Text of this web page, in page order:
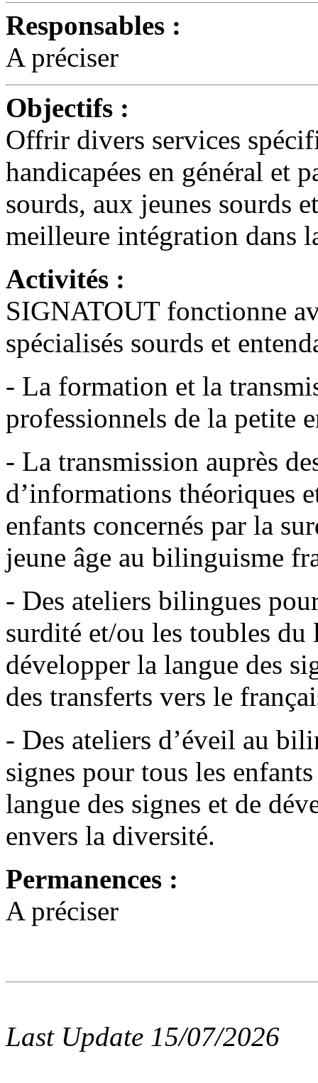
Responsables :
A préciser
Objectifs :
Offrir divers services
handicapées en général et
sourds, aux jeunes sourds
meilleure intégration dans
Activités :
SIGNATOUT fonctionne
spécialisés sourds et
- La formation et la
professionnels de la petite
- La transmission auprès
d’informations théoriques
enfants concernés par la
jeune âge au bilinguisme
- Des ateliers bilingues
surdité et/ou les toubles du
développer la langue des
des transferts vers le
- Des ateliers d’éveil au
signes pour tous les
langue des signes et de
envers la diversité.
Permanences :
A préciser
Last Update 15/07/2026